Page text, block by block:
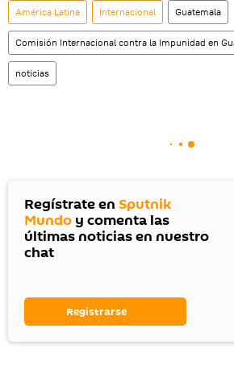
América Latina Internacional Guatemala
Comisión Internacional contra la Impunidad en
noticias
Regístrate en Sputnik
Mundo y comenta las
últimas noticias en nuestro
chat
Registrarse